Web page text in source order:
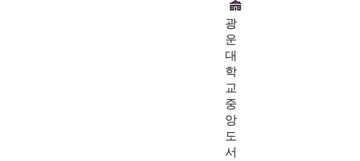
광
운
대
학
교
중
앙
도
서